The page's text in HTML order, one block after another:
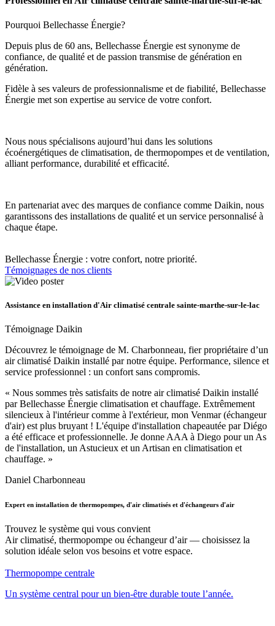
Pourquoi Bellechasse Énergie?
Depuis plus de 60 ans, Bellechasse Énergie est synonyme de
confiance, de qualité et de passion transmise de génération en
génération.
Fidèle à ses valeurs de professionnalisme et de fiabilité, Bellechasse
Énergie met son expertise au service de votre confort.
Nous nous spécialisons aujourd’hui dans les solutions
écoénergétiques de climatisation, de thermopompes et de ventilation,
alliant performance, durabilité et efficacité.
En partenariat avec des marques de confiance comme Daikin, nous
garantissons des installations de qualité et un service personnalisé à
chaque étape.
Bellechasse Énergie : votre confort, notre priorité.
Témoignages de nos clients
Assistance en installation d'Air climatisé centrale sainte-marthe-sur-le-lac
Témoignage Daikin
Découvrez le témoignage de M. Charbonneau, fier propriétaire d’un
air climatisé Daikin installé par notre équipe. Performance, silence et
service professionnel : un confort sans compromis.
« Nous sommes très satisfaits de notre air climatisé Daikin installé
par Bellechasse Énergie climatisation et chauffage. Extrêmement
silencieux à l'intérieur comme à l'extérieur, mon Venmar (échangeur
d'air) est plus bruyant ! L'équipe d'installation chapeautée par Diégo
a été efficace et professionnelle. Je donne AAA à Diego pour un As
de l'installation, un Astucieux et un Artisan en climatisation et
chauffage. »
Daniel Charbonneau
Expert en installation de thermopompes, d'air climatisés et d'échangeurs d'air
Trouvez le système qui vous convient
Air climatisé, thermopompe ou échangeur d’air — choisissez la
solution idéale selon vos besoins et votre espace.
Thermopompe centrale
Un système central pour un bien-être durable toute l’année.